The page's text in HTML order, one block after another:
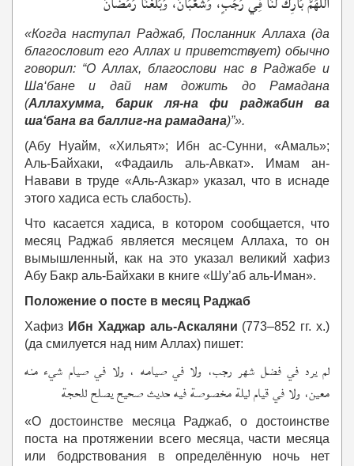
«Когда наступал Раджаб, Посланник Аллаха (да
благословит его Аллах и приветствует) обычно
говорил: “О Аллах, благослови нас в Раджабе и
Ша‘бане и дай нам дожить до Рамадана
(Аллахумма, барик ля-на фи раджабин ва
ша‘бана ва баллиг-на рамадана)”».
(Абу Нуайм, «Хильят»; Ибн ас-Сунни, «Амаль»;
Аль-Байхаки, «Фадаиль аль-Авкат». Имам ан-
Навави в труде «Аль-Азкар» указал, что в иснаде
этого хадиса есть слабость).
Что касается хадиса, в котором сообщается, что
месяц Раджаб является месяцем Аллаха, то он
вымышленный, как на это указал великий хафиз
Абу Бакр аль-Байхаки в книге «Шу’аб аль-Иман».
Положение о посте в месяц Раджаб
Хафиз Ибн Хаджар аль-Аскаляни (773–852 гг. х.)
(да смилуется над ним Аллах) пишет:
لم يرد في فضل شهر رجب، ولا في صيامه ، ولا في صيام شيء منه
معين، ولا في قيام ليلة مخصوصة فيه حديث صحيح يصلح للحجة
«О достоинстве месяца Раджаб, о достоинстве
поста на протяжении всего месяца, части месяца
или бодрствования в определённую ночь нет